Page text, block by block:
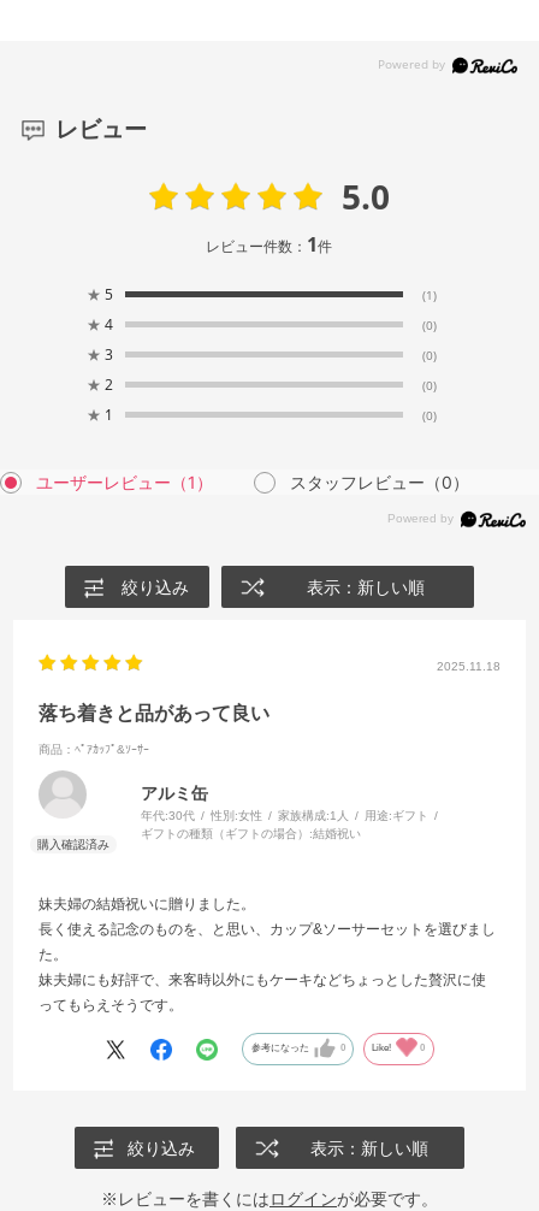
レビュー
5.0
レビュー件数： 1件
★ 5 (1)
★ 4 (0)
★ 3 (0)
★ 2 (0)
★ 1 (0)
ユーザーレビュー （1） スタッフレビュー （0）
絞り込み 表示：新しい順
2025.11.18
落ち着きと品があって良い
商品：ﾍﾟｱｶｯﾌﾟ&ｿｰｻｰ
アルミ缶
年代:30代 性別:女性 家族構成:1人 用途:ギフト
ギフトの種類（ギフトの場合）:結婚祝い
妹夫婦の結婚祝いに贈りました。
長く使える記念のものを、と思い、カップ&ソーサーセットを選びまし
た。
妹夫婦にも好評で、来客時以外にもケーキなどちょっとした贅沢に使
ってもらえそうです。
参考になった 0 Like! 0
絞り込み 表示：新しい順
※レビューを書くにはログインが必要です。